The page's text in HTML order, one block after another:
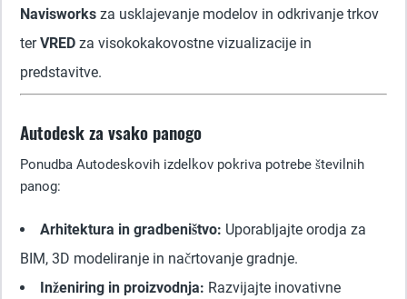
Navisworks za usklajevanje modelov in odkrivanje trkov
terVRED za visokokakovostne vizualizacije in
predstavitve.
Autodesk za vsako panogo
Ponudba Autodeskovih izdelkov pokriva potrebe številnih
panog:
Arhitektura in gradbeništvo: Uporabljajte orodja za
BIM, 3D modeliranje in načrtovanje gradnje.
Inženiring in proizvodnja: Razvijajte inovativne